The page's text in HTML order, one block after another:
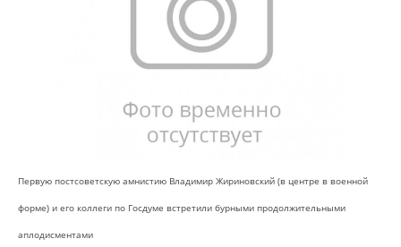
Первую постсоветскую амнистию Владимир Жириновский (в центре в военной
форме) и его коллеги по Госдуме встретили бурными продолжительными
аплодисментами